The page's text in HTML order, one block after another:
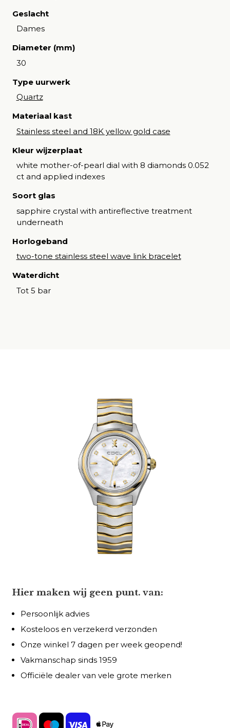
Geslacht
Dames
Diameter (mm)
30
Type uurwerk
Quartz
Materiaal kast
Stainless steel and 18K yellow gold case
Kleur wijzerplaat
white mother-of-pearl dial with 8 diamonds 0.052
ct and applied indexes
Soort glas
sapphire crystal with antireflective treatment
underneath
Horlogeband
two-tone stainless steel wave link bracelet
Waterdicht
Tot 5 bar
Hier maken wij geen punt. van:
Persoonlijk advies
Kosteloos en verzekerd verzonden
Onze winkel 7 dagen per week geopend!
Vakmanschap sinds 1959
Officiële dealer van vele grote merken